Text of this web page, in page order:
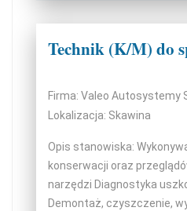
Firma: Valeo Autosystemy
Lokalizacja: Skawina
Opis stanowiska:
konserwacji oraz
narzędzi Diagnostyka
Demontaż, czyszczenie,